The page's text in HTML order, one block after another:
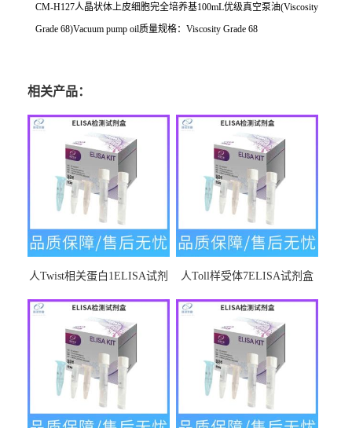
CM-H127人晶状体上皮细胞完全培养基100mL优级真空泵油(Viscosity
Grade 68)Vacuum pump oil质量规格： Viscosity Grade 68
相关产品：
人Twist相关蛋白1ELISA试剂
人Toll样受体7ELISA试剂盒